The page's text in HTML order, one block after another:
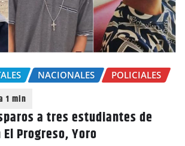
NACIONALES POLICIALES
a tres estudiantes de
Progreso, Yoro